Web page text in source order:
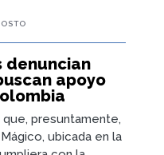
denuncian
apoyo
presuntamente,
ubicada en la